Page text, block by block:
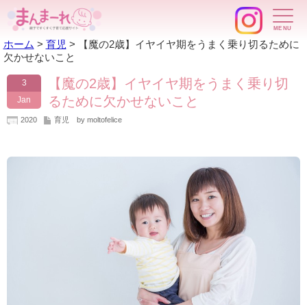
ホーム > 育児 >
【魔の2歳】イヤイヤ期をうまく乗り切るために
欠かせないこと
3
Jan
【魔の2歳】イヤイヤ期をうまく乗り切
るために欠かせないこと
2020 育児 by moltofelice